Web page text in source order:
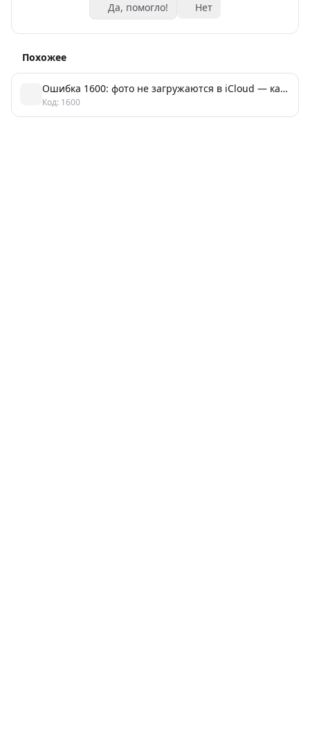
Да, помогло! Нет
Похожее
Ошибка 1600: фото не загружаются в iCloud — как исправить
Код: 1600